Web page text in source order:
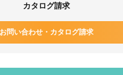
カタログ請求
お問い合わせ・カタログ請求